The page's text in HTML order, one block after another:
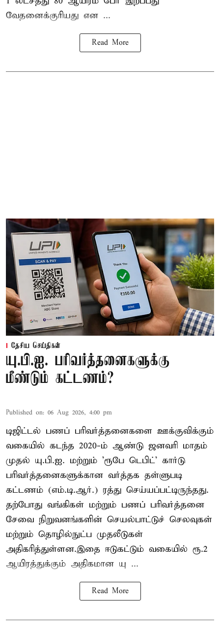
வேதனைக்குரியது என ...
Read More
தேசிய செய்திகள்
யு.பி.ஐ. பரிவர்த்தனைகளுக்கு
மீண்டும் கட்டணம்?
Published on: 06 Aug 2026, 4:00 pm
டிஜிட்டல் பணப் பரிவர்த்தனைகளை ஊக்குவிக்கும்
வகையில் கடந்த 2020-ம் ஆண்டு ஜனவரி மாதம்
முதல் யு.பி.ஐ. மற்றும் 'ரூபே டெபிட்' கார்டு
பரிவர்த்தனைகளுக்கான வர்த்தக தள்ளுபடி
கட்டணம் (எம்.டி.ஆர்.) ரத்து செய்யப்பட்டிருந்தது.
தற்போது வங்கிகள் மற்றும் பணப் பரிவர்த்தனை
சேவை நிறுவனங்களின் செயல்பாட்டுச் செலவுகள்
மற்றும் தொழில்நுட்ப முதலீடுகள்
அதிகரித்துள்ளன.இதை ஈடுகட்டும் வகையில் ரூ.2
ஆயிரத்துக்கும் அதிகமான யு ...
Read More